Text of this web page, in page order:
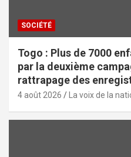
SOCIÉTÉ
Togo : Plus de 7000
par la deuxième
rattrapage des
4 août 2026 La voix de la